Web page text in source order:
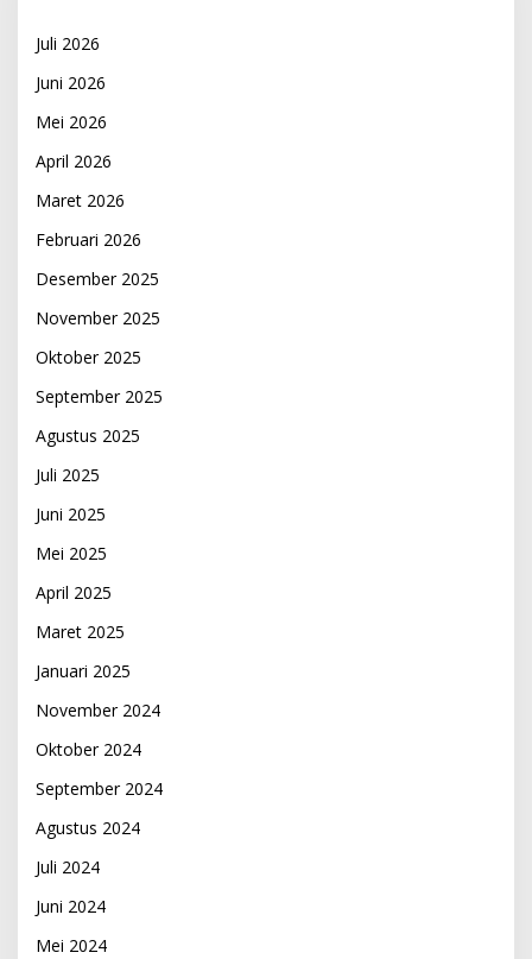
Juli 2026
Juni 2026
Mei 2026
April 2026
Maret 2026
Februari 2026
Desember 2025
November 2025
Oktober 2025
September 2025
Agustus 2025
Juli 2025
Juni 2025
Mei 2025
April 2025
Maret 2025
Januari 2025
November 2024
Oktober 2024
September 2024
Agustus 2024
Juli 2024
Juni 2024
Mei 2024